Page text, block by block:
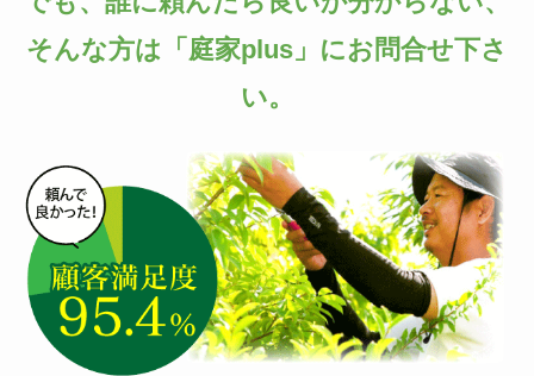
そんな方は「庭家plus」にお問合せ下さ
い。